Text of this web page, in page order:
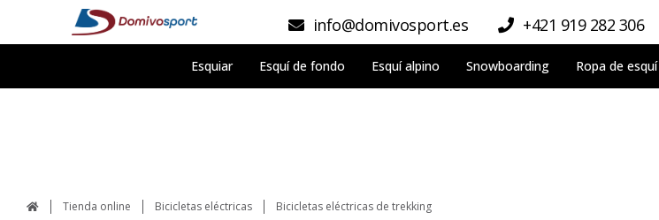
info@domivosport.es +421 919 282 306
Esquiar Esquí de fondo Esquí alpino Snowboarding Ropa de esquí
Tienda online Bicicletas eléctricas Bicicletas eléctricas de trekking